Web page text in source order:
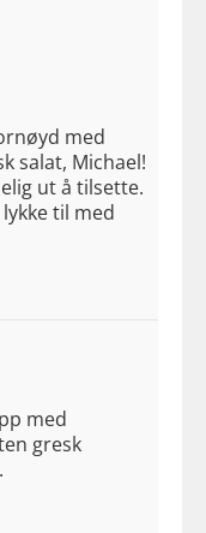
med
salat, Michael!
ut å tilsette.
til med
med
gresk